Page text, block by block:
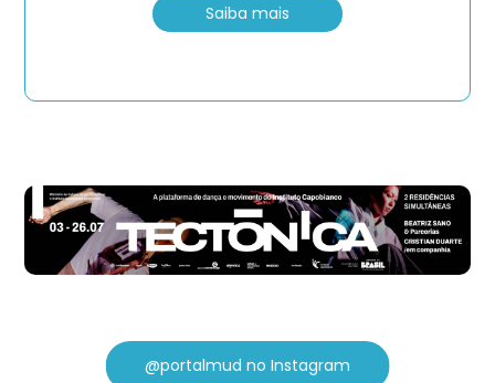
Saiba mais
@portalmud no Instagram